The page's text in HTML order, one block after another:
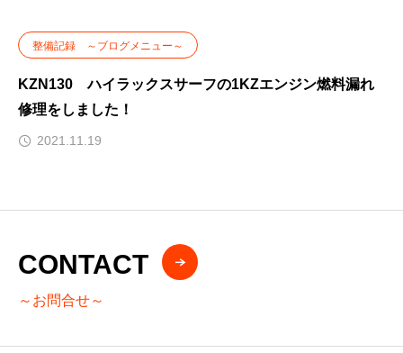
整備記録 ～ブログメニュー～
KZN130 ハイラックスサーフの1KZエンジン燃料漏れ
修理をしました！
2021.11.19
CONTACT
～お問合せ～